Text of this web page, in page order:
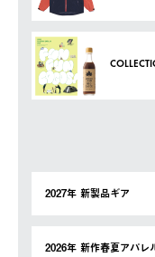
2027年 新製品ギア
2026年 新作春夏アパレ